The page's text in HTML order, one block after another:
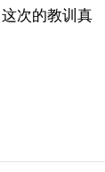
次的教训真